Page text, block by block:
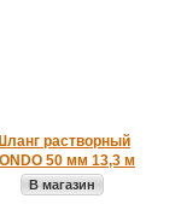
растворный
50 мм 13,3 м
В магазин